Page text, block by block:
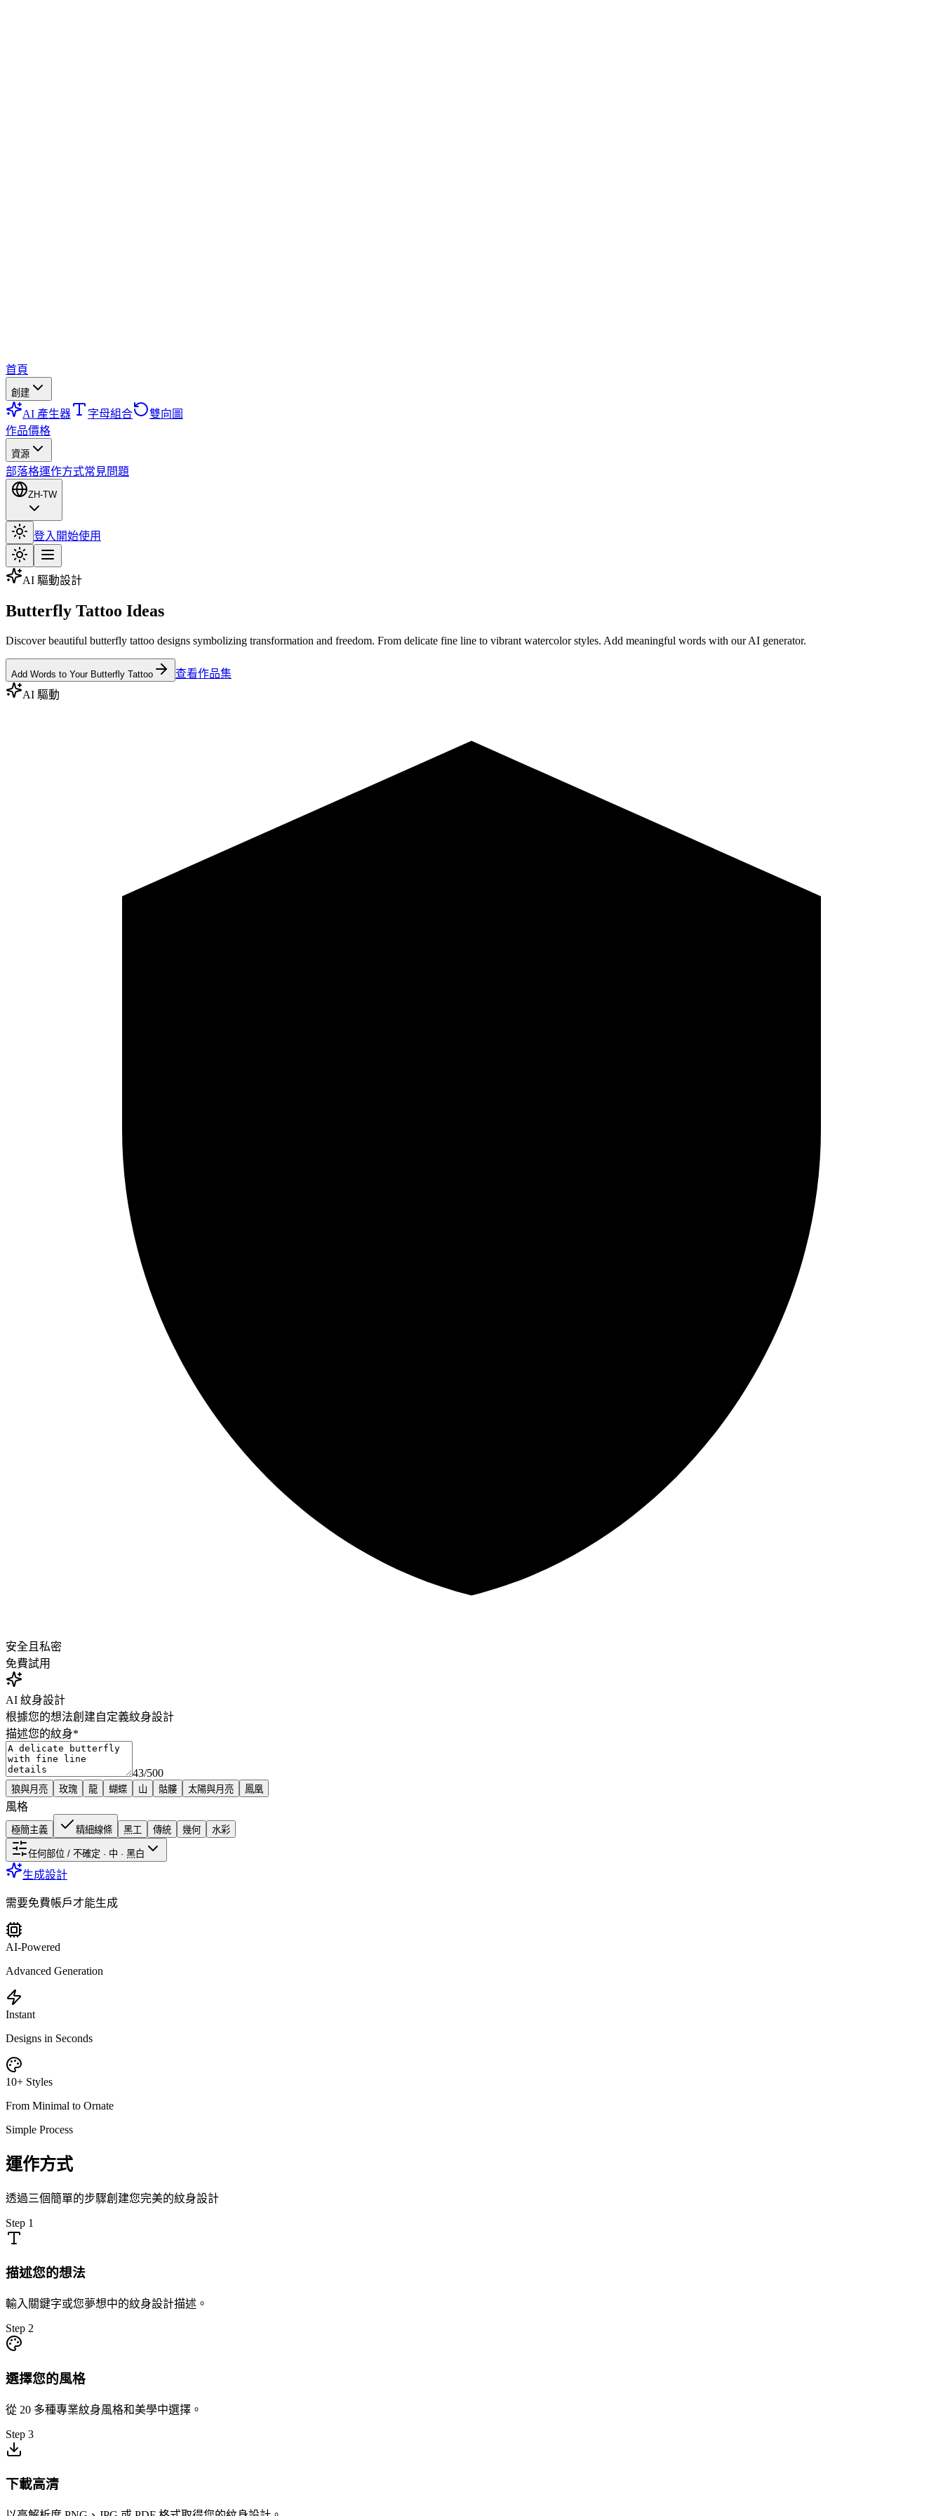
首頁
創建
AI 產生器 字母組合
雙向圖
作品價格
資源
部落格運作方式常見問題
ZH-TW
登入 開始使用
AI 驅動設計
Butterfly Tattoo Ideas
Discover beautiful butterfly tattoo designs symbolizing transformation and freedom. From delicate fine line to vibrant watercolor styles. Add meaningful words with our AI generator.
Add Words to Your Butterfly Tattoo
查看作品集
AI 驅動
安全且私密
免費試用
AI 紋身設計
根據您的想法創建自定義紋身設計
描述您的紋身*
43/500
狼與月亮 玫瑰 龍 蝴蝶 山 骷髏 太陽與月亮 鳳凰
風格
極簡主義 精細線條 黑工 傳統 幾何 水彩
任何部位 / 不確定 · 中 · 黑白
生成設計
需要免費帳戶才能生成
AI-Powered
Advanced Generation
Instant
Designs in Seconds
10+ Styles
From Minimal to Ornate
Simple Process
運作方式
透過三個簡單的步驟創建您完美的紋身設計
Step 1
描述您的想法
輸入關鍵字或您夢想中的紋身設計描述。
Step 2
選擇您的風格
從 20 多種專業紋身風格和美學中選擇。
Step 3
下載高清